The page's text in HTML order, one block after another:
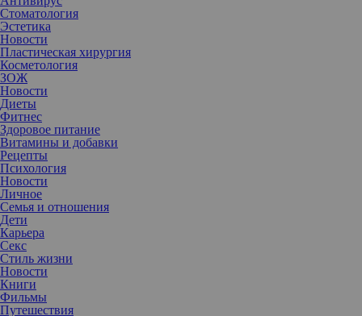
Стоматология
Эстетика
Новости
Пластическая хирургия
Косметология
ЗОЖ
Новости
Диеты
Фитнес
Здоровое питание
Витамины и добавки
Рецепты
Психология
Новости
Личное
Семья и отношения
Дети
Карьера
Секс
Стиль жизни
Новости
Книги
Фильмы
Путешествия